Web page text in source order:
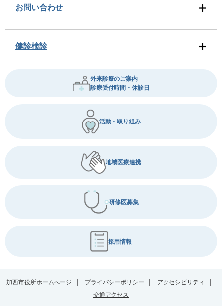
お問い合わせ
健診検診
外来診療のご案内
診療受付時間・休診日
活動・取り組み
地域医療連携
研修医募集
採用情報
加西市役所ホームぺージ プライバシーポリシー
アクセシビリティ
交通アクセス